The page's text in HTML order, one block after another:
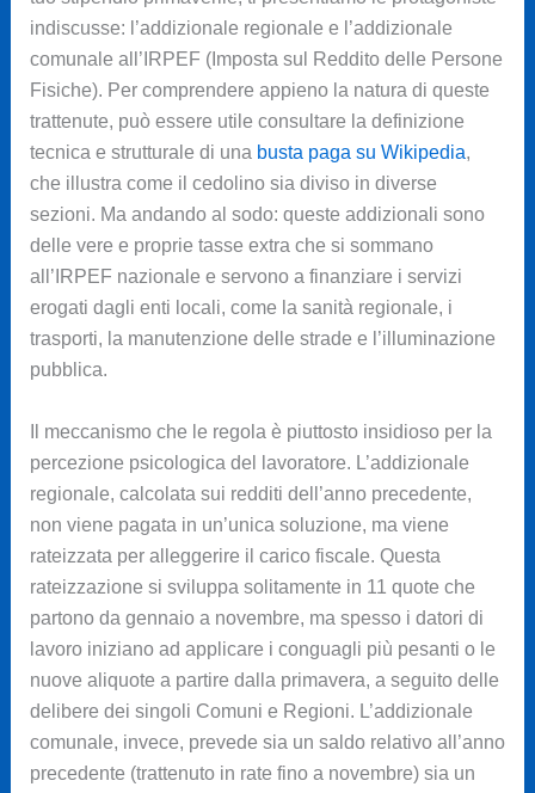
indiscusse: l’addizionale regionale e l’addizionale
comunale all’IRPEF (Imposta sul Reddito delle Persone
Fisiche). Per comprendere appieno la natura di queste
trattenute, può essere utile consultare la definizione
tecnica e strutturale di una busta paga su Wikipedia,
che illustra come il cedolino sia diviso in diverse
sezioni. Ma andando al sodo: queste addizionali sono
delle vere e proprie tasse extra che si sommano
all’IRPEF nazionale e servono a finanziare i servizi
erogati dagli enti locali, come la sanità regionale, i
trasporti, la manutenzione delle strade e l’illuminazione
pubblica.
Il meccanismo che le regola è piuttosto insidioso per la
percezione psicologica del lavoratore. L’addizionale
regionale, calcolata sui redditi dell’anno precedente,
non viene pagata in un’unica soluzione, ma viene
rateizzata per alleggerire il carico fiscale. Questa
rateizzazione si sviluppa solitamente in 11 quote che
partono da gennaio a novembre, ma spesso i datori di
lavoro iniziano ad applicare i conguagli più pesanti o le
nuove aliquote a partire dalla primavera, a seguito delle
delibere dei singoli Comuni e Regioni. L’addizionale
comunale, invece, prevede sia un saldo relativo all’anno
precedente (trattenuto in rate fino a novembre) sia un